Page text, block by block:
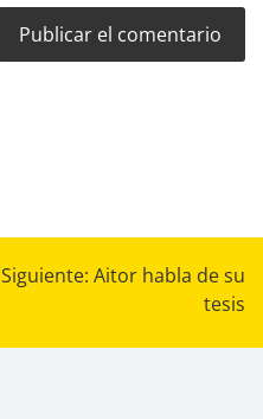
Siguiente: Aitor habla de su
tesis